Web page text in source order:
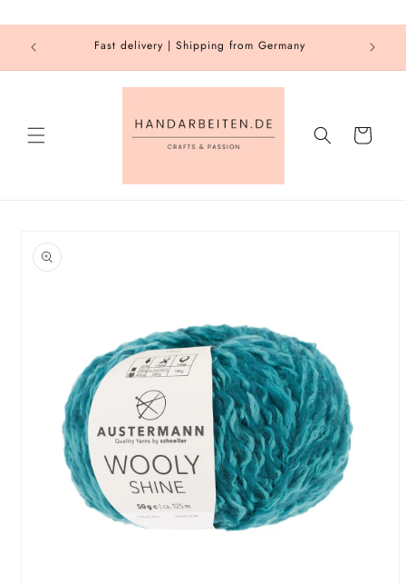
content
Fast delivery | Shipping from Germany
Cart
product
information